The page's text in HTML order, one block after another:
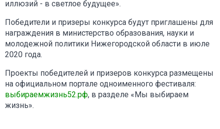
иллюзий - в светлое будущее».
Победители и призеры конкурса будут приглашены для
награждения в министерство образования, науки и
молодежной политики Нижегородской области в июле
2020 года.
Проекты победителей и призеров конкурса размещены
на официальном портале одноименного фестиваля:
выбираемжизнь52.рф, в разделе «Мы выбираем
жизнь».